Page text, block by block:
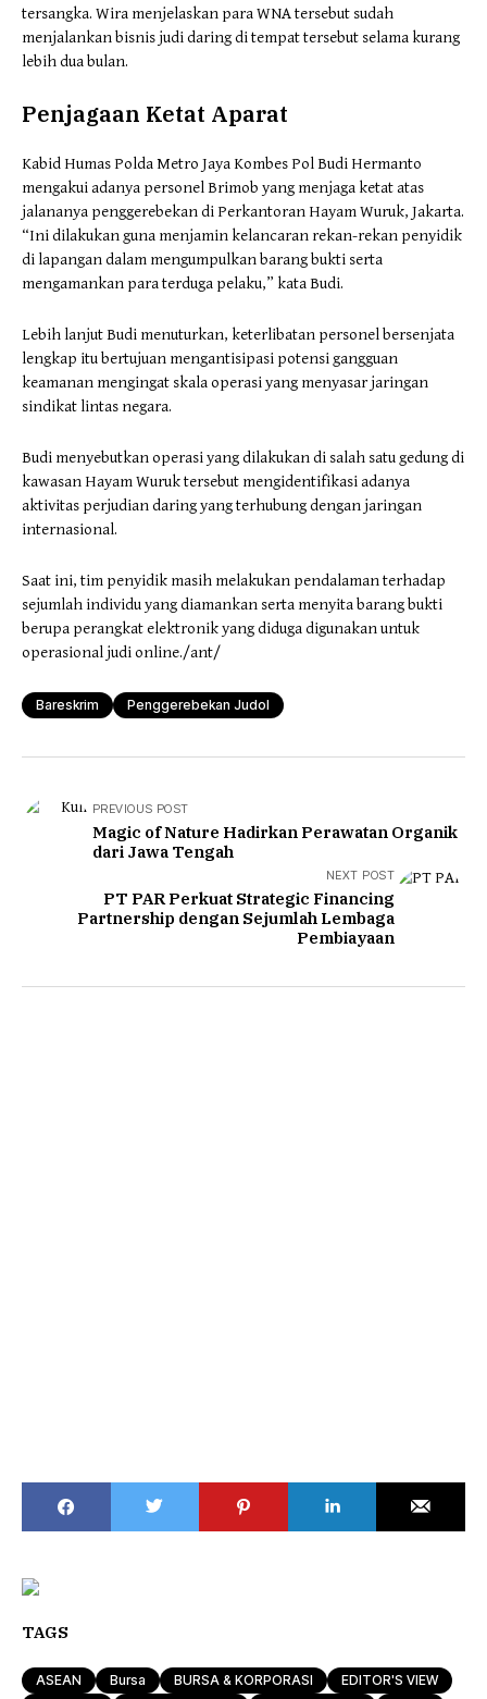
tersangka. Wira menjelaskan para WNA tersebut sudah
menjalankan bisnis judi daring di tempat tersebut selama kurang
lebih dua bulan.
Penjagaan Ketat Aparat
Kabid Humas Polda Metro Jaya Kombes Pol Budi Hermanto
mengakui adanya personel Brimob yang menjaga ketat atas
jalananya penggerebekan di Perkantoran Hayam Wuruk, Jakarta.
“Ini dilakukan guna menjamin kelancaran rekan-rekan penyidik
di lapangan dalam mengumpulkan barang bukti serta
mengamankan para terduga pelaku,” kata Budi.
Lebih lanjut Budi menuturkan, keterlibatan personel bersenjata
lengkap itu bertujuan mengantisipasi potensi gangguan
keamanan mengingat skala operasi yang menyasar jaringan
sindikat lintas negara.
Budi menyebutkan operasi yang dilakukan di salah satu gedung di
kawasan Hayam Wuruk tersebut mengidentifikasi adanya
aktivitas perjudian daring yang terhubung dengan jaringan
internasional.
Saat ini, tim penyidik masih melakukan pendalaman terhadap
sejumlah individu yang diamankan serta menyita barang bukti
berupa perangkat elektronik yang diduga digunakan untuk
operasional judi online./ant/
Bareskrim Penggerebekan Judol
PREVIOUS POST
Magic of Nature Hadirkan Perawatan Organik
dari Jawa Tengah
NEXT POST
PT PAR Perkuat Strategic Financing
Partnership dengan Sejumlah Lembaga
Pembiayaan
TAGS
ASEAN Bursa BURSA & KORPORASI
EDITOR'S VIEW